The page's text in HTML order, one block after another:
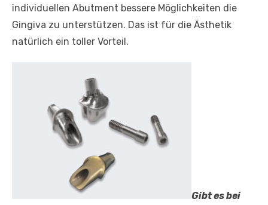
individuellen Abutment bessere Möglichkeiten die
Gingiva zu unterstützen. Das ist für die Ästhetik
natürlich ein toller Vorteil.
Gibt es bei